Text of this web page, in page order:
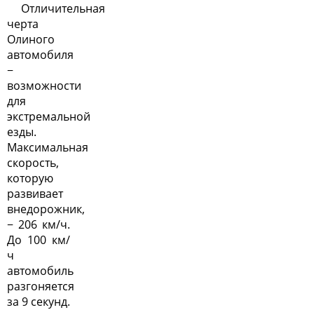
Отличительная
черта
Олиного
автомобиля
−
возможности
для
экстремальной
езды.
Максимальная
скорость,
которую
развивает
внедорожник,
− 206 км/ч.
До 100 км/
ч
автомобиль
разгоняется
за 9 секунд.